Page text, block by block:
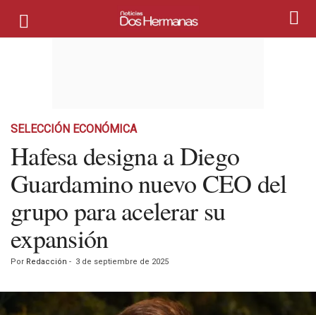
SELECCIÓN ECONÓMICA
Hafesa designa a Diego
Guardamino nuevo CEO del
grupo para acelerar su
expansión
Por Redacción - 3 de septiembre de 2025